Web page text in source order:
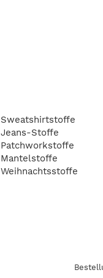
Sweatshirtstoffe
Jeans-Stoffe
Patchworkstoffe
Mantelstoffe
Weihnachtsstoffe